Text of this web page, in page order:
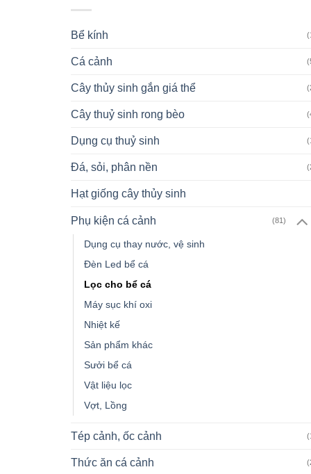
Bể kính
Cá cảnh
Cây thủy sinh gắn giá thể
Cây thuỷ sinh rong bèo
Dụng cụ thuỷ sinh
Đá, sỏi, phân nền
Hạt giống cây thủy sinh
Phụ kiện cá cảnh (81)
Dụng cụ thay nước, vệ sinh
Đèn Led bể cá
Lọc cho bể cá
Máy sục khí oxi
Nhiệt kế
Sản phẩm khác
Sưởi bể cá
Vật liệu lọc
Vợt, Lồng
Tép cảnh, ốc cảnh
Thức ăn cá cảnh